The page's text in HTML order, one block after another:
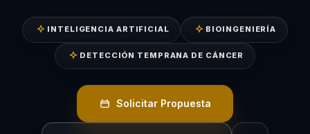
INTELIGENCIA ARTIFICIAL BIOINGENIERÍA
DETECCIÓN TEMPRANA DE CÁNCER
Solicitar Propuesta